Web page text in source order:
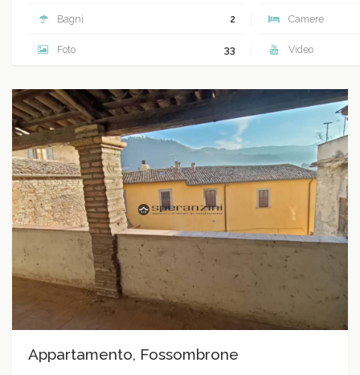
Bagni 2 Camere
Foto 33 Video
Appartamento, Fossombrone